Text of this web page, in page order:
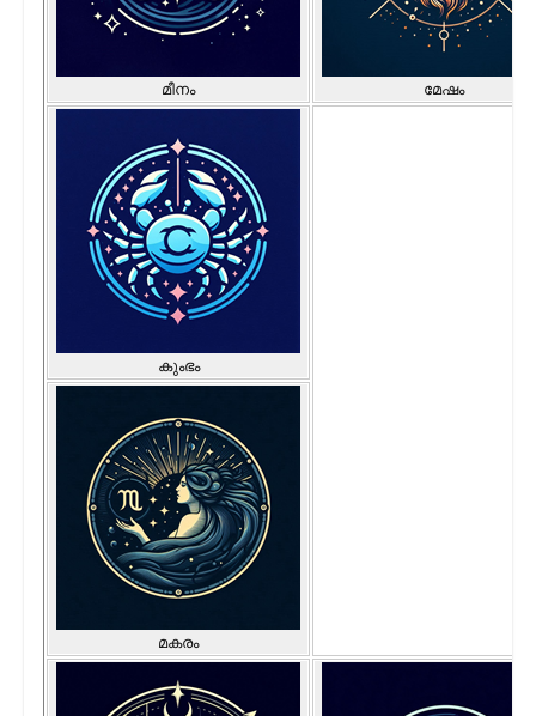
മീനം മേഷം
കുംഭം
മകരം